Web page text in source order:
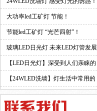
大功率led工矿灯 节能！
节能led工矿灯 “光芒四射”！
玻璃LED日光灯 未来LED灯管发展
的新趋势！
【LED日光灯】深受到人们亲睐的
原因！
【24WLED洗墙】灯生活中常用的
灯具之一！